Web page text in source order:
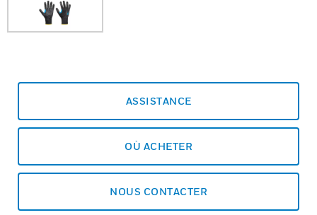
ASSISTANCE
OÙ ACHETER
NOUS CONTACTER